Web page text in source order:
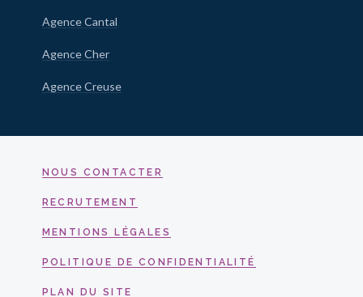
Agence Cantal
Agence Cher
Agence Creuse
NOUS CONTACTER
RECRUTEMENT
MENTIONS LÉGALES
POLITIQUE DE CONFIDENTIALITÉ
PLAN DU SITE